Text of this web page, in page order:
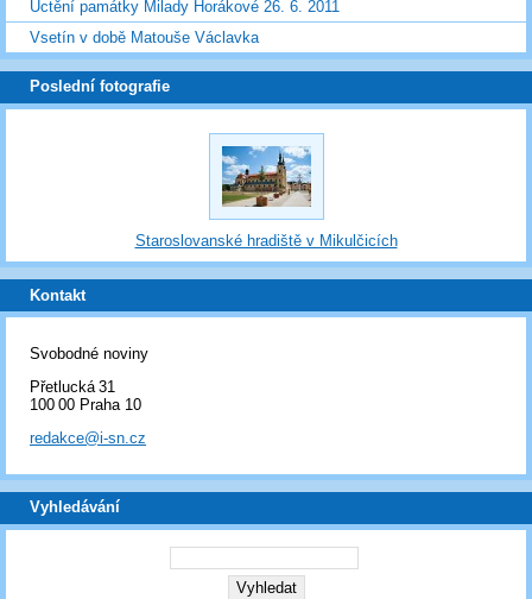
Uctění památky Milady Horákové 26. 6. 2011
Vsetín v době Matouše Václavka
Poslední fotografie
Staroslovanské hradiště v Mikulčicích
Kontakt
Svobodné noviny
Přetlucká 31
100 00 Praha 10
redakce@i-sn.cz
Vyhledávání